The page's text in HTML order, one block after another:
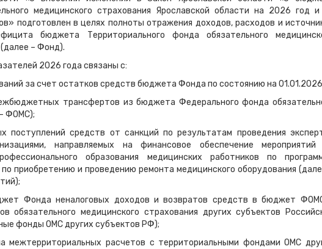
медицинского страхования Ярославской области на 2026 год
подготовлен в целях полноты отражения доходов, расходов и
бюджета Территориального фонда обязательного
– Фонд).
2026 года связаны с:
за счет остатков средств бюджета Фонда по состоянию на
трансфертов из бюджета Федерального фонда
ФОМС);
поступлений средств от санкций по результатам проведения
направляемых на финансовое обеспечение
образования медицинских работников по
приобретению и проведению ремонта медицинского оборудования
Фонда неналоговых доходов и возвратов средств в бюджет
обязательного медицинского страхования других субъектов
фонды ОМС других субъектов РФ);
межтерриториальных расчетов с территориальными фондами ОМС